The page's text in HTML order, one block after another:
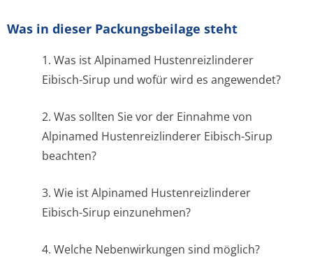
Was in dieser Packungsbeilage steht
1. Was ist Alpinamed Hustenreizlinderer
Eibisch-Sirup und wofür wird es angewendet?
2. Was sollten Sie vor der Einnahme von
Alpinamed Hustenreizlinderer Eibisch-Sirup
beachten?
3. Wie ist Alpinamed Hustenreizlinderer
Eibisch-Sirup einzunehmen?
4. Welche Nebenwirkungen sind möglich?